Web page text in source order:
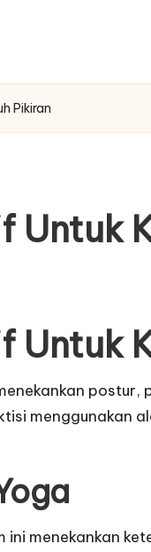
Pikiran
Untuk
Untuk
menggunakan
ini menekankan